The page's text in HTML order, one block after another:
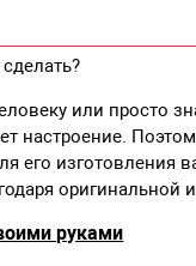
или просто
настроение.
его изготовления
оригинальной
руками